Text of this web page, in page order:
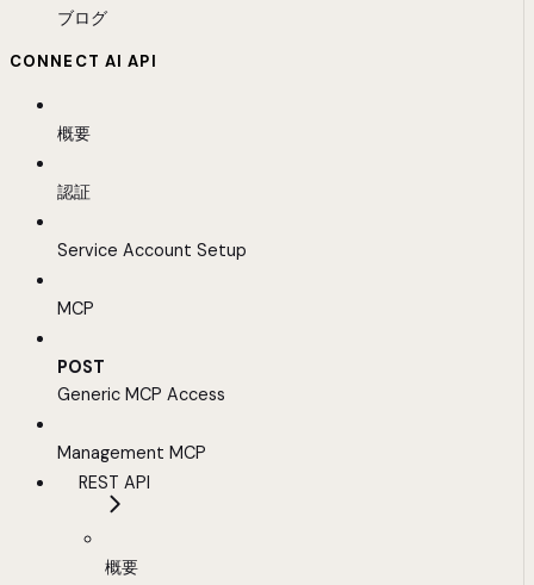
ブログ
CONNECT AI API
概要
認証
Service Account Setup
MCP
POST
Generic MCP Access
Management MCP
REST API
概要